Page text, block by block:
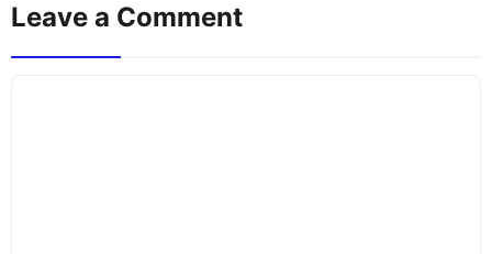
Leave a Comment